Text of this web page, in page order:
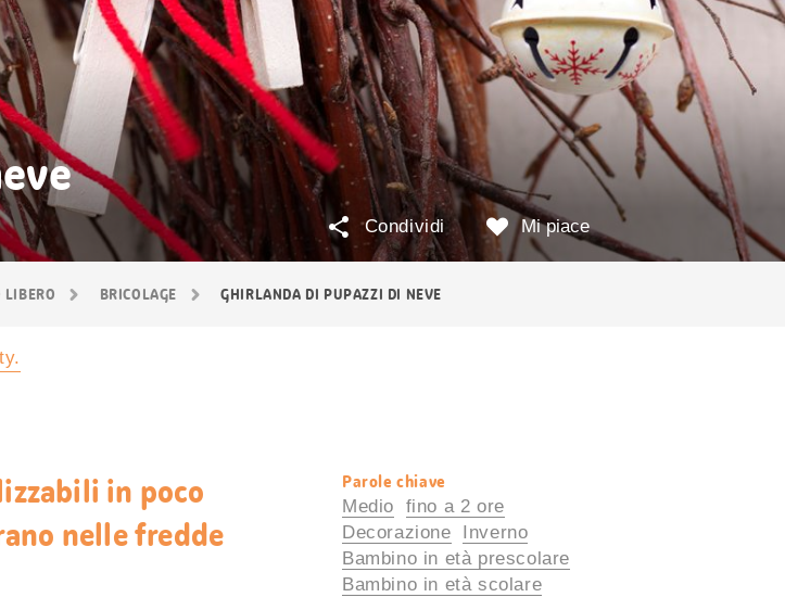
LIBERO BRICOLAGE GHIRLANDA DI PUPAZZI DI NEVE
Mi piace
Condividi
in poco
nelle fredde
Informazioni
utili
Parole chiave
Medio
fino a 2 ore
Decorazione
Inverno
Bambino in età prescolare
Bambino in età scolare